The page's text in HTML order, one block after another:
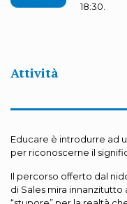
18:30.
Attività
Educare è introdurre ad
per riconoscerne il
Il percorso offerto dal
di Sales mira